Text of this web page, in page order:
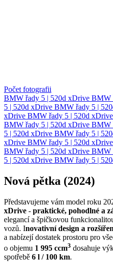
Počet fotografii
BMW řady 5 | 520d xDrive BMW
5 | 520d xDrive BMW řady 5 |
xDrive BMW řady 5 | 520d xDrive
BMW řady 5 | 520d xDrive BMW
5 | 520d xDrive BMW řady 5 |
xDrive BMW řady 5 | 520d xDrive
BMW řady 5 | 520d xDrive BMW
5 | 520d xDrive BMW řady 5 |
Nová pětka (2024)
Představujeme vám model roku
xDrive - praktické, pohodlné a
elegancí a špičkovou
vozů. Inovativní design a
a nabízejí dostatek prostoru pro
o objemu 1 995 ccm3 dosahuje
spotřebě 6 l / 100 km.